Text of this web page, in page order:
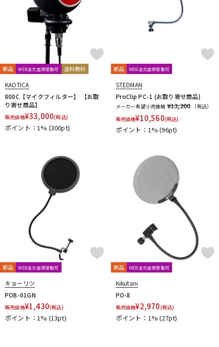
新品 WEB注文店頭受取可 送料無料
KAOTICA
800C【マイクフィルター】 【お取
り寄せ商品】
販売価格¥33,000(税込)
ポイント：1% (300pt)
新品 WEB注文店頭受取可
STEDMAN
ProClip PC-1 (お取り寄せ商品)
メーカー希望小売価格 ¥13,200
（税込）
販売価格¥10,560(税込)
ポイント：1%(96pt)
新品 WEB注文店頭受取可
キョーリツ
POB-01GN
販売価格¥1,430(税込)
ポイント：1% (13pt)
新品 WEB注文店頭受取可
Kikutani
PO-8
販売価格¥2,970(税込)
ポイント：1%(27pt)